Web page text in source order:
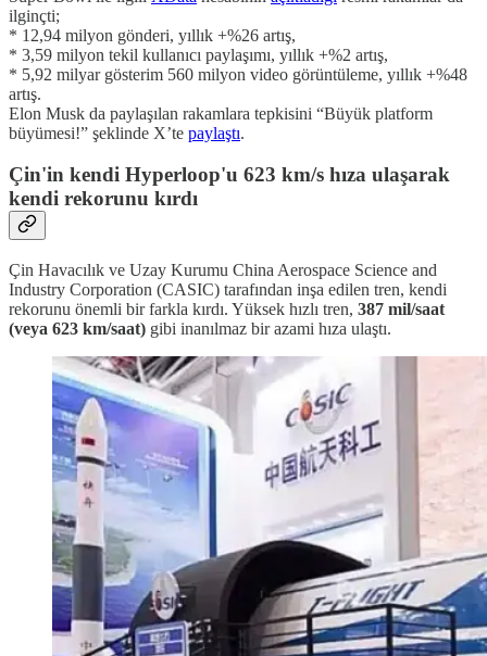
ilginçti;
* 12,94 milyon gönderi, yıllık +%26 artış,
* 3,59 milyon tekil kullanıcı paylaşımı, yıllık +%2 artış,
* 5,92 milyar gösterim 560 milyon video görüntüleme, yıllık +%48
artış.
Elon Musk da paylaşılan rakamlara tepkisini “Büyük platform
büyümesi!” şeklinde X’te paylaştı.
Çin'in kendi Hyperloop'u 623 km/s hıza ulaşarak
kendi rekorunu kırdı
Çin Havacılık ve Uzay Kurumu China Aerospace Science and
Industry Corporation (CASIC) tarafından inşa edilen tren, kendi
rekorunu önemli bir farkla kırdı. Yüksek hızlı tren, 387 mil/saat
(veya 623 km/saat) gibi inanılmaz bir azami hıza ulaştı.